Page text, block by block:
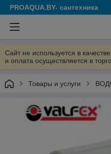
PROAQUA.BY- сантехника
Сайт не используется в
и оплата осуществляется в
Товары и услуги